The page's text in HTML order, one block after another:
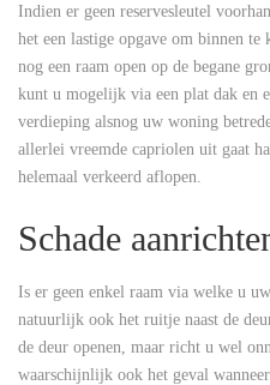
Indien er geen reservesleutel
het een lastige opgave om binnen
nog een raam open op de begane
kunt u mogelijk via een plat dak en
verdieping alsnog uw woning
allerlei vreemde capriolen uit gaat
helemaal verkeerd aflopen.
Schade
Is er geen enkel raam via welke u
natuurlijk ook het ruitje naast de
de deur openen, maar richt u wel
waarschijnlijk ook het geval